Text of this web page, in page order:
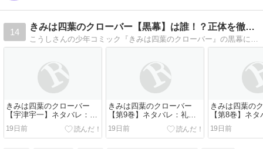
14
きみは四葉のクローバー【黒幕】は誰！？正体を徹底考察
こうしさんの少年コミック『きみは四葉のクローバー』の黒幕についての考察はこちら！いじめに苦しむ主人公・宇一と初恋の少女・よつはが繰り広げる、ラブサスペンスな人気漫画。黒幕は一体誰なのか、その正体について徹底考察してみます
きみは四葉のクローバー
【宇津宇一】ネタバレ：家
族崩壊の経緯と宇一の決断
を解説
19日前
きみは四葉のクローバー
【第9巻】ネタバレ：礼堂
零の衝撃の結末と明かされ
る真実
19日前
きみは四葉の
【第8巻】ネ
の手紙がもた
19日前